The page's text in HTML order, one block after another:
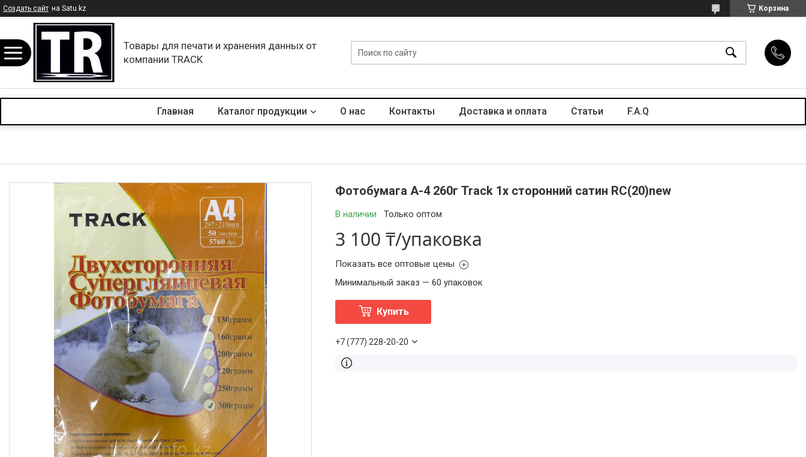
Создать сайт на Satu.kz Корзина
Товары для печати и хранения данных от
компании TRACK
Главная Каталог продукции О нас Контакты Доставка и оплата Статьи F.A.Q
Фотобумага А-4 260г Track 1х сторонний сатин RC(20)new
В наличии Только оптом
3 100 ₸/упаковка
Минимальный заказ — 60 упаковок
Показать все оптовые цены
Купить
+7 (777) 228-20-20